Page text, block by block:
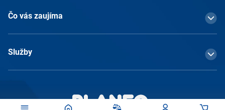
Čo vás zaujíma
Služby